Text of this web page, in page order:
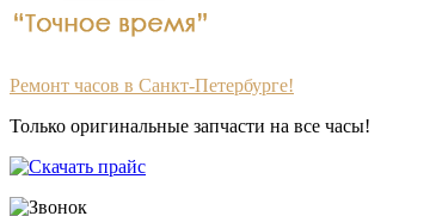
Ремонт часов в Санкт-Петербурге!
Только оригинальные запчасти на все часы!